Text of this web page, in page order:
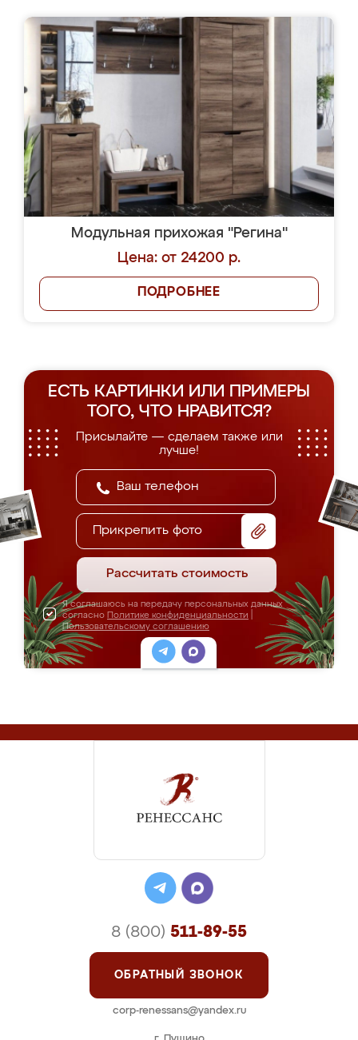
Модульная прихожая "Регина"
Цена: от 24200 р.
ПОДРОБНЕЕ
ЕСТЬ КАРТИНКИ ИЛИ ПРИМЕРЫ
ТОГО, ЧТО НРАВИТСЯ?
Присылайте — сделаем также или
лучше!
Прикрепить фото
Рассчитать стоимость
Я соглашаюсь на передачу персональных данных
согласно Политике конфиденциальности
Пользовательскому соглашению
8 (800) 511-89-55
ОБРАТНЫЙ ЗВОНОК
corp-renessans@yandex.ru